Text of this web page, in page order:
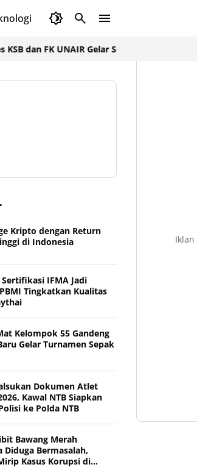
Olahraga
FK UNAIR Gelar Seminar dan Bakti Sosial
Kripto dengan Return
di Indonesia
Sertifikasi IFMA Jadi
Tingkatkan Kualitas
Kelompok 55 Gandeng
Gelar Turnamen Sepak
Dokumen Atlet
Kawal NTB Siapkan
ke Polda NTB
Bawang Merah
Diduga Bermasalah,
Kasus Korupsi di
Iklan